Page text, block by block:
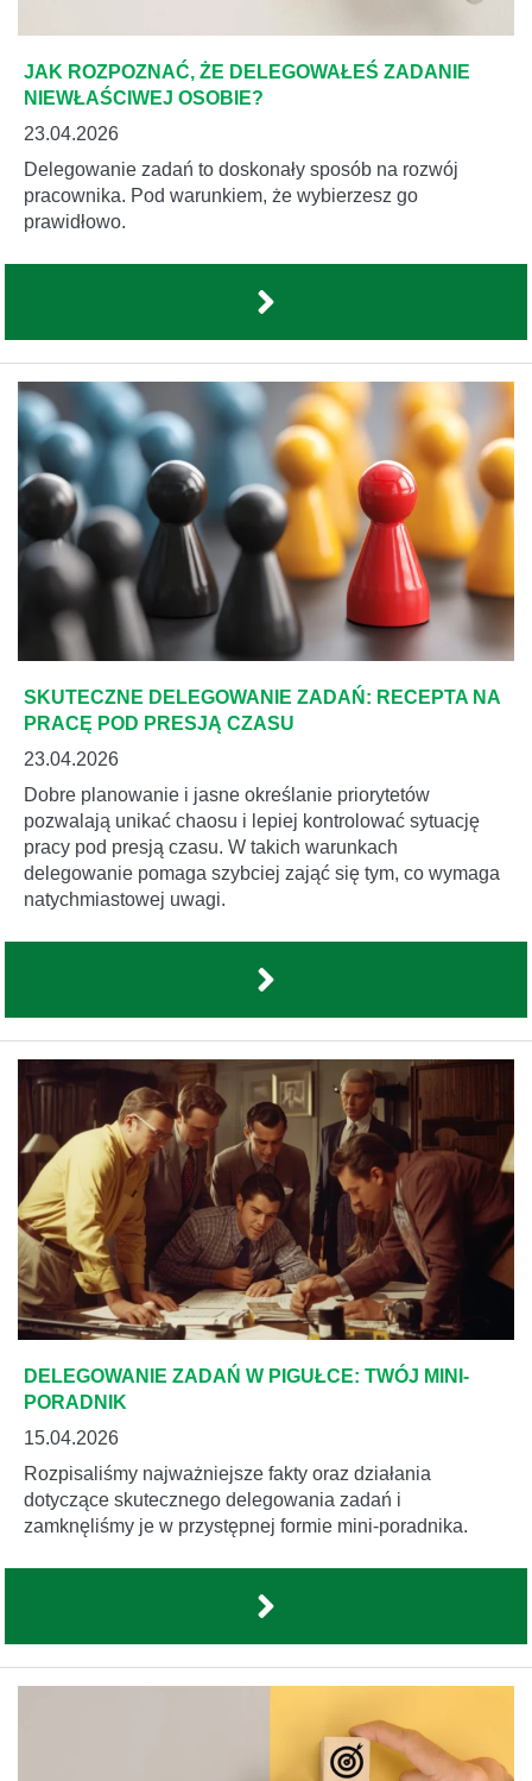
JAK ROZPOZNAĆ, ŻE DELEGOWAŁEŚ ZADANIE
NIEWŁAŚCIWEJ OSOBIE?
23.04.2026
Delegowanie zadań to doskonały sposób na rozwój
pracownika. Pod warunkiem, że wybierzesz go
prawidłowo.
SKUTECZNE DELEGOWANIE ZADAŃ: RECEPTA NA
PRACĘ POD PRESJĄ CZASU
23.04.2026
Dobre planowanie i jasne określanie priorytetów
pozwalają unikać chaosu i lepiej kontrolować sytuację
pracy pod presją czasu. W takich warunkach
delegowanie pomaga szybciej zająć się tym, co wymaga
natychmiastowej uwagi.
DELEGOWANIE ZADAŃ W PIGUŁCE: TWÓJ MINI-
PORADNIK
15.04.2026
Rozpisaliśmy najważniejsze fakty oraz działania
dotyczące skutecznego delegowania zadań i
zamknęliśmy je w przystępnej formie mini-poradnika.